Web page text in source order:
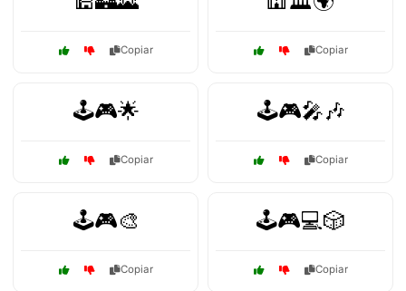
Copiar Copiar
🕹️🎮🌟
Copiar
🕹️🎮🎤🎶
Copiar
🕹️🎮🎨
Copiar
🕹️🎮💻🎲
Copiar